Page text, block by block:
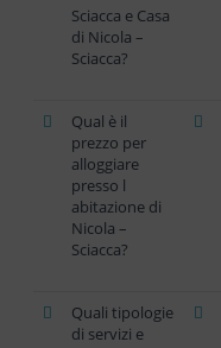
Sciacca e Casa
di Nicola –
Sciacca?
Qual è il
prezzo per
alloggiare
presso l
abitazione di
Nicola –
Sciacca?
Quali tipologie
di servizi e